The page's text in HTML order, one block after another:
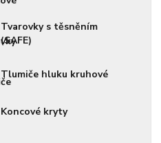
Tvarovky s těsněním
(SAFE)
Tlumiče hluku kruhové
Koncové kryty